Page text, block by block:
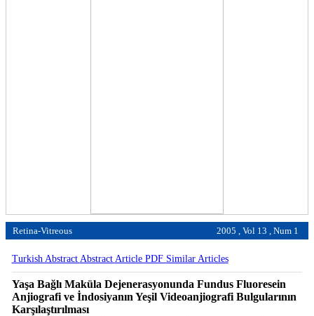
Retina-Vitreous 2005 , Vol 13 , Num 1
Turkish Abstract Abstract Article PDF Similar Articles
Yaşa Bağlı Maküla Dejenerasyonunda Fundus Fluoresein
Anjiografi ve İndosiyanın Yeşil Videoanjiografi Bulgularının
Karşılaştırılması